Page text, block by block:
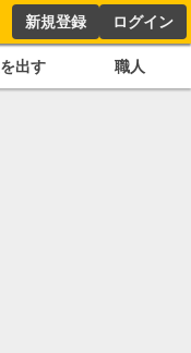
新規登録 ログイン
出す 職人